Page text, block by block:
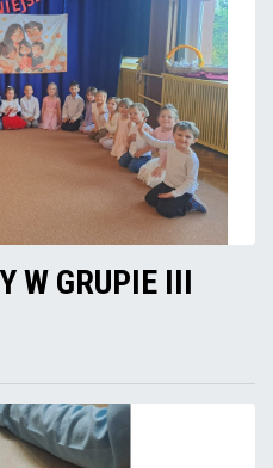
W GRUPIE III